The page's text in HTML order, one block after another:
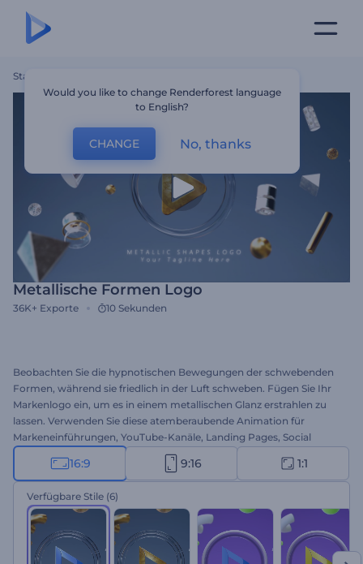
Startseite
Metallische Formen Logo
36K+ Exporte 10 Sekunden
Beobachten Sie die hypnotischen Bewegungen der schwebenden
Formen, während sie friedlich in der Luft schweben. Fügen Sie Ihr
Markenlogo ein, um es in einem metallischen Glanz erstrahlen zu
lassen. Verwenden Sie diese atemberaubende Animation für
Markeneinführungen, YouTube-Kanäle, Landing Pages, Social
Media-Profile und vieles mehr. Holen Sie sich Ihr exquisites Logo-
Reveal noch heute!
16:9 9:16 1:1
Verfügbare Stile (6)
Would you like to change Renderforest language
to English?
CHANGE No, thanks